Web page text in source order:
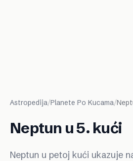
Astropedija/Planete Po Kucama/
Neptun u 5. kući
Neptun u petoj kući ukazuje